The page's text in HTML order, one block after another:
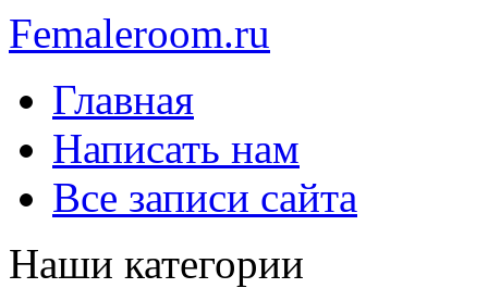
Femaleroom.ru
Главная
Написать нам
Все записи сайта
Наши категории